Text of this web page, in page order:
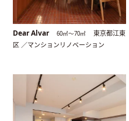
Dear Alvar 60㎡〜70㎡
東京都江東
区 ／マンションリノベーション